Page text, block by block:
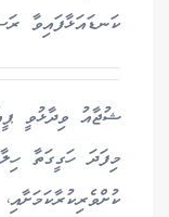
ކަނޑައަޅާފައިވާ
ޝުޖާއު ވިދާޅުވީ
މިފަދަ ހަގީގަތާ